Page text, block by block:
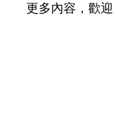
更多內容，歡迎